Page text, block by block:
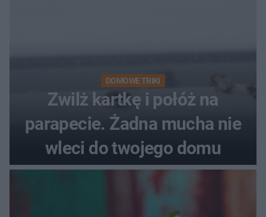
DOMOWE TRIKI
Zwilż kartkę i połóż na
parapecie. Żadna mucha nie
wleci do twojego domu